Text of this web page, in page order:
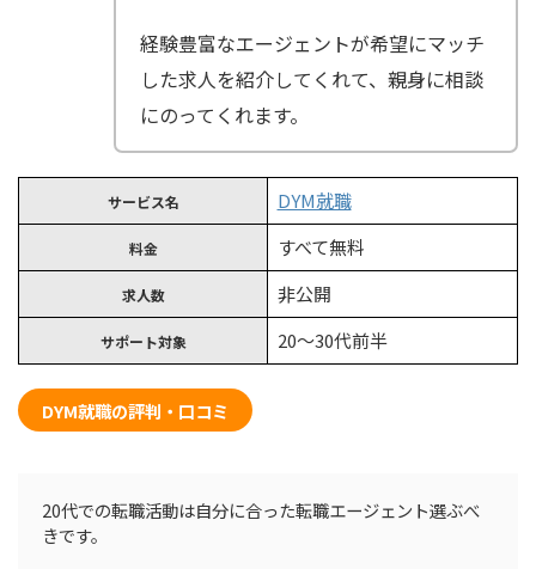
経験豊富なエージェントが希望にマッチ
した求人を紹介してくれて、親身に相談
にのってくれます。
サービス名 DYM就職
料金 すべて無料
求人数 非公開
サポート対象 20〜30代前半
DYM就職の評判・口コミ
20代での転職活動は自分に合った転職エージェント選ぶべ
きです。